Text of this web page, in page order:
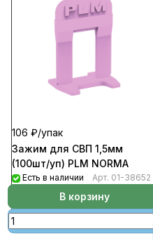
106 ₽/упак
Зажим для СВП 1,5мм
(100шт/уп) PLM NORMA
Есть в наличии Арт. 01-38652
В корзину